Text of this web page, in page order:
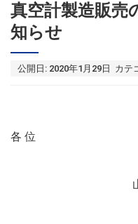
真空計製造販売
知らせ
公開日: 2020年1月29日 カテ
各 位